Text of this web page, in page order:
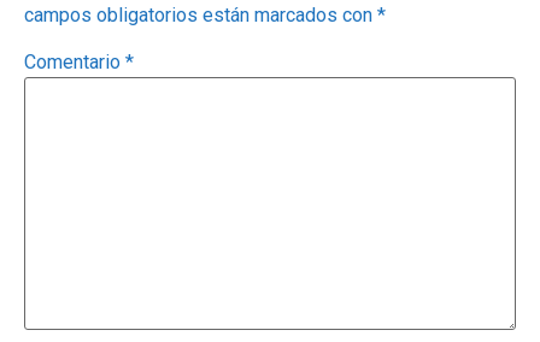
campos obligatorios están marcados con *
Comentario *